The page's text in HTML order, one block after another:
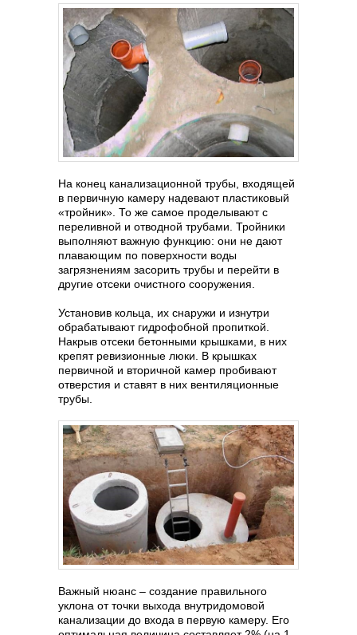
На конец канализационной трубы, входящей
в первичную камеру надевают пластиковый
«тройник». То же самое проделывают с
переливной и отводной трубами. Тройники
выполняют важную функцию: они не дают
плавающим по поверхности воды
загрязнениям засорить трубы и перейти в
другие отсеки очистного сооружения.
Установив кольца, их снаружи и изнутри
обрабатывают гидрофобной пропиткой.
Накрыв отсеки бетонными крышками, в них
крепят ревизионные люки. В крышках
первичной и вторичной камер пробивают
отверстия и ставят в них вентиляционные
трубы.
Важный нюанс – создание правильного
уклона от точки выхода внутридомовой
канализации до входа в первую камеру. Его